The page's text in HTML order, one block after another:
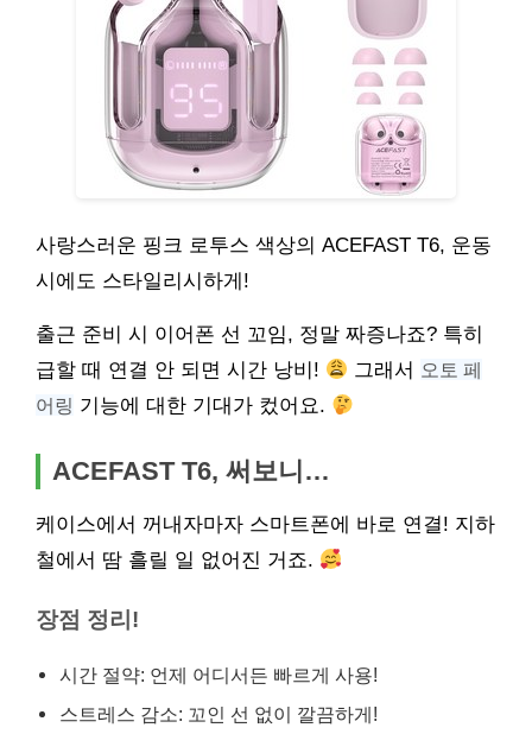
사랑스러운 핑크 로투스 색상의 ACEFAST T6, 운동
시에도 스타일리시하게!
출근 준비 시 이어폰 선 꼬임, 정말 짜증나죠? 특히
급할 때 연결 안 되면 시간 낭비!
그래서 오토 페
어링 기능에 대한 기대가 컸어요.
ACEFAST T6, 써보니…
케이스에서 꺼내자마자 스마트폰에 바로 연결! 지하
철에서 땀 흘릴 일 없어진 거죠.
장점 정리!
시간 절약: 언제 어디서든 빠르게 사용!
스트레스 감소: 꼬인 선 없이 깔끔하게!